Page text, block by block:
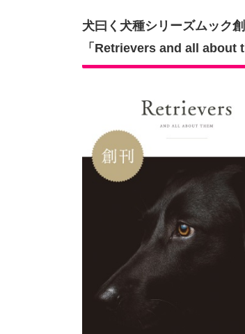
犬曰く犬種シリーズムック
「Retrievers and all about